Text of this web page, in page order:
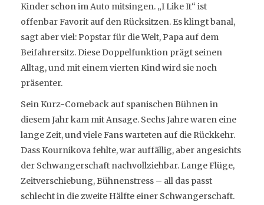
Kinder schon im Auto mitsingen. „I Like It“ ist
offenbar Favorit auf den Rücksitzen. Es klingt banal,
sagt aber viel: Popstar für die Welt, Papa auf dem
Beifahrersitz. Diese Doppelfunktion prägt seinen
Alltag, und mit einem vierten Kind wird sie noch
präsenter.
Sein Kurz-Comeback auf spanischen Bühnen in
diesem Jahr kam mit Ansage. Sechs Jahre waren eine
lange Zeit, und viele Fans warteten auf die Rückkehr.
Dass Kournikova fehlte, war auffällig, aber angesichts
der Schwangerschaft nachvollziehbar. Lange Flüge,
Zeitverschiebung, Bühnenstress – all das passt
schlecht in die zweite Hälfte einer Schwangerschaft.